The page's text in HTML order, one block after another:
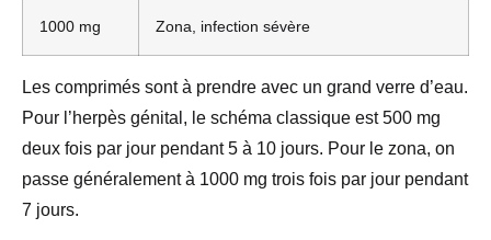
1000 mg Zona, infection sévère
Les comprimés sont à prendre avec un grand verre d’eau.
Pour l’herpès génital, le schéma classique est 500 mg
deux fois par jour pendant 5 à 10 jours. Pour le zona, on
passe généralement à 1000 mg trois fois par jour pendant
7 jours.